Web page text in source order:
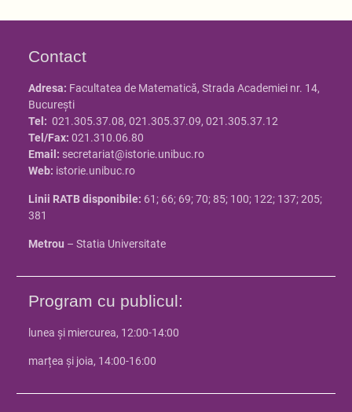
Contact
Adresa: Facultatea de Matematică, Strada Academiei nr. 14,
Bucureşti
Tel: 021.305.37.08, 021.305.37.09, 021.305.37.12
Tel/Fax: 021.310.06.80
Email: secretariat@istorie.unibuc.ro
Web: istorie.unibuc.ro
Linii RATB disponibile: 61; 66; 69; 70; 85; 100; 122; 137; 205;
381
Metrou – Statia Universitate
Program cu publicul:
lunea și miercurea, 12:00-14:00
marțea și joia, 14:00-16:00